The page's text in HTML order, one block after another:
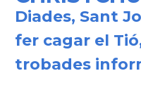
Diades, Sant
fer cagar el
trobades